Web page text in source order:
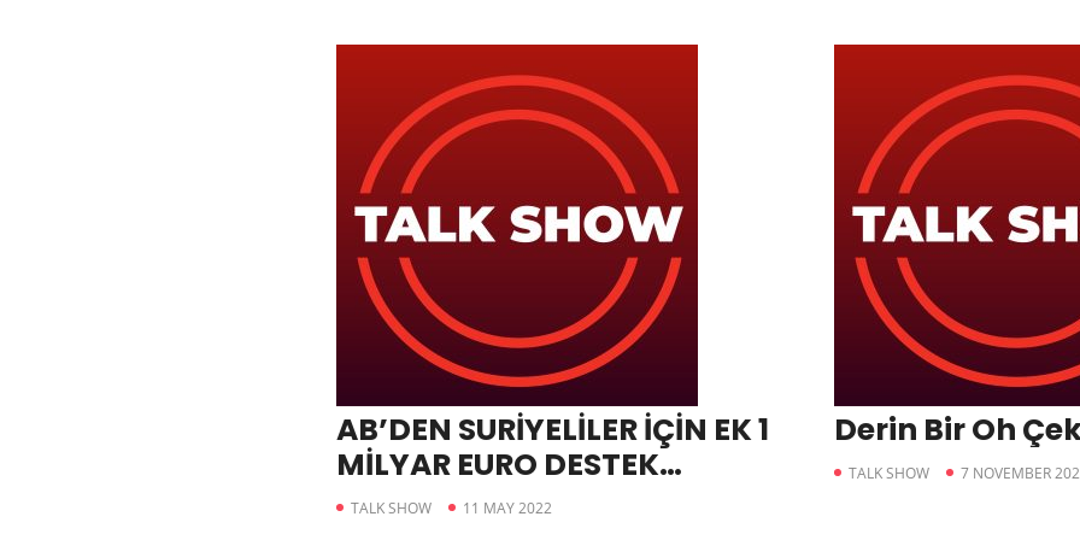
AB’DEN SURİYELİLER İÇİN EK 1
MİLYAR EURO DESTEK
GARANTİSİ
TALK SHOW 11 MAY 2022
Derin Bir Oh
TALK SHOW 7 NOVEMBER